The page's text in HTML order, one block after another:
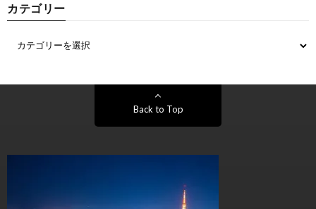
カテゴリー
Back to Top